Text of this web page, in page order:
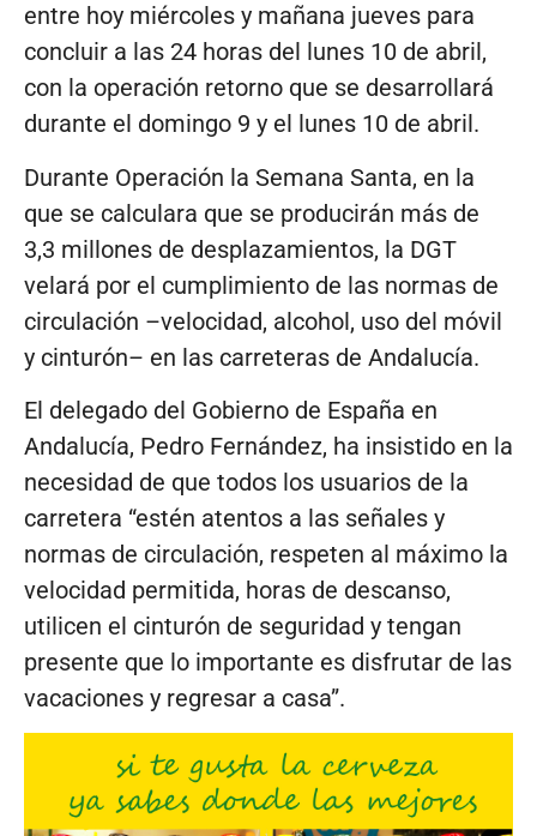
entre hoy miércoles y mañana jueves para
concluir a las 24 horas del lunes 10 de abril,
con la operación retorno que se desarrollará
durante el domingo 9 y el lunes 10 de abril.
Durante Operación la Semana Santa, en la
que se calculara que se producirán más de
3,3 millones de desplazamientos, la DGT
velará por el cumplimiento de las normas de
circulación –velocidad, alcohol, uso del móvil
y cinturón– en las carreteras de Andalucía.
El delegado del Gobierno de España en
Andalucía, Pedro Fernández, ha insistido en la
necesidad de que todos los usuarios de la
carretera “estén atentos a las señales y
normas de circulación, respeten al máximo la
velocidad permitida, horas de descanso,
utilicen el cinturón de seguridad y tengan
presente que lo importante es disfrutar de las
vacaciones y regresar a casa”.